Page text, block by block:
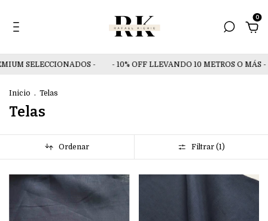
0
SELECCIONADOS - - 10% OFF LLEVANDO 10 METROS O MÁS -
Inicio . Telas
Telas
Ordenar Filtrar (1)